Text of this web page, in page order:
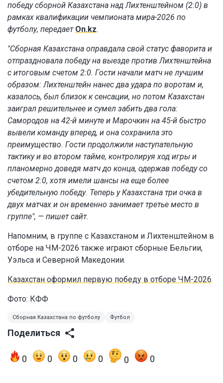
победу сборной Казахстана над Лихтенштейном (2:0) в
рамках квалификации чемпионата мира-2026 по
футболу, передает On.kz.
"Сборная Казахстана оправдала свой статус фаворита и
отпраздновала победу на выезде против Лихтенштейна
с итоговым счетом 2:0. Гости начали матч не лучшим
образом: Лихтенштейн нанес два удара по воротам и,
казалось, был близок к сенсации, но потом Казахстан
заиграл решительнее и сумел забить два гола:
Самородов на 42-й минуте и Марочкин на 45-й быстро
вывели команду вперед, и она сохранила это
преимущество. Гости продолжили наступательную
тактику и во втором тайме, контролируя ход игры и
планомерно доведя матч до конца, одержав победу со
счетом 2:0, хотя имели шансы на еще более
убедительную победу. Теперь у Казахстана три очка в
двух матчах и он временно занимает третье место в
группе", — пишет сайт.
Напомним, в группе с Казахстаном и Лихтенштейном в
отборе на ЧМ-2026 также играют сборные Бельгии,
Уэльса и Северной Македонии.
Казахстан оформил первую победу в отборе ЧМ-2026
Фото: КФФ
Сборная Казахстана по футболу Футбол
Поделиться
0 0 0 0 0 0